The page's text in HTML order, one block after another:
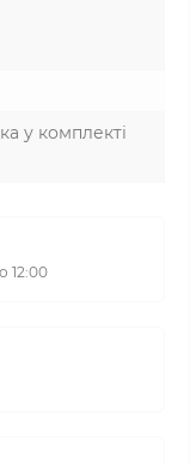
у комплекті
12:00